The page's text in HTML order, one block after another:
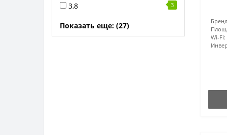
3,8 3
Показать еще: (27)
Wi-Fi: